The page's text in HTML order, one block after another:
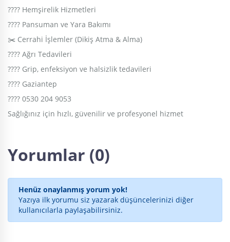
???? Hemşirelik Hizmetleri
???? Pansuman ve Yara Bakımı
✂️ Cerrahi İşlemler (Dikiş Atma & Alma)
???? Ağrı Tedavileri
???? Grip, enfeksiyon ve halsizlik tedavileri
???? Gaziantep
???? 0530 204 9053
Sağlığınız için hızlı, güvenilir ve profesyonel hizmet
Yorumlar (0)
Henüz onaylanmış yorum yok!
Yazıya ilk yorumu siz yazarak düşüncelerinizi diğer
kullanıcılarla paylaşabilirsiniz.